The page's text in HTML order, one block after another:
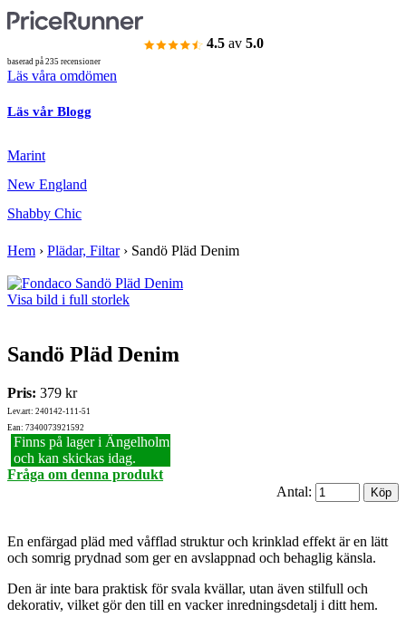
4.5 av 5.0
baserad på 235 recensioner
Läs våra omdömen
Läs vår Blogg
Marint
New England
Shabby Chic
Hem › Plädar, Filtar› Sandö Pläd Denim
Visa bild i full storlek
Sandö Pläd Denim
Pris: 379 kr
Lev.art: 240142-111-51
Ean: 7340073921592
Finns på lager i Ängelholm
och kan skickas idag.
Fråga om denna produkt
Antal:
En enfärgad pläd med våfflad struktur och krinklad effekt är en lätt
och somrig prydnad som ger en avslappnad och behaglig känsla.
Den är inte bara praktisk för svala kvällar, utan även stilfull och
dekorativ, vilket gör den till en vacker inredningsdetalj i ditt hem.